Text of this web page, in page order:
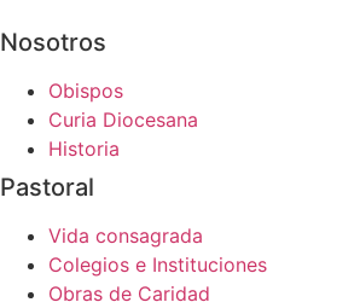
Nosotros
Obispos
Curia Diocesana
Historia
Pastoral
Vida consagrada
Colegios e Instituciones
Obras de Caridad